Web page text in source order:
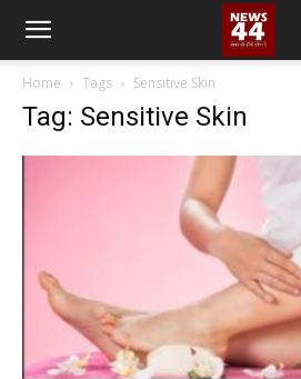
Home Tags Sensitive Skin
Tag: Sensitive Skin